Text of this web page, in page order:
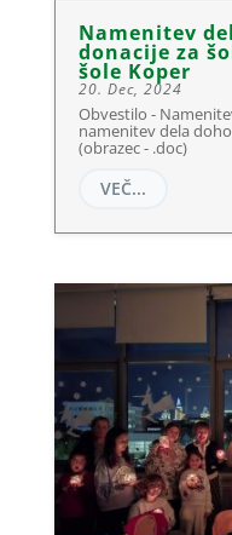
Namenitev
donacije za
šole Koper
20. Dec, 2024
Obvestilo -
namenitev dela
(obrazec - .doc)
VEČ...